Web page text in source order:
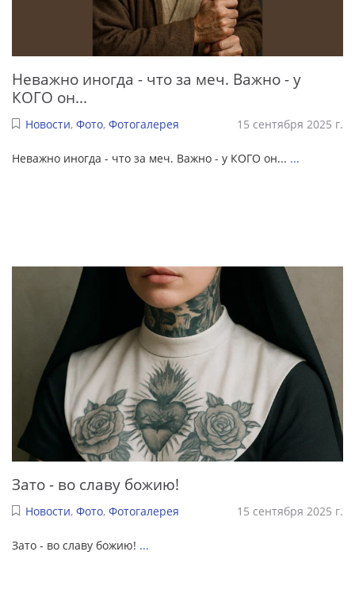
Неважно иногда - что за меч. Важно - у
КОГО он...
Новости, Фото, Фотогалерея 15 сентября 2025 г.
Неважно иногда - что за меч. Важно - у КОГО он... ...
Зато - во славу божию!
Новости, Фото, Фотогалерея 15 сентября 2025 г.
Зато - во славу божию! ...